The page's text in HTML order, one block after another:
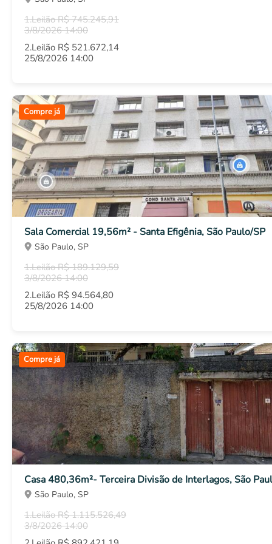
1.Leilão R$ 745.245,91
3/8/2026 14:00
2.Leilão R$ 521.672,14
25/8/2026 14:00
Compre já
Sala Comercial 19,56m² - Santa Efigênia, São Paulo/SP
São Paulo, SP
1.Leilão R$ 189.129,59
3/8/2026 14:00
2.Leilão R$ 94.564,80
25/8/2026 14:00
Compre já
Casa 480,36m²- Terceira Divisão de Interlagos, São
São Paulo, SP
1.Leilão R$ 1.115.526,49
3/8/2026 14:00